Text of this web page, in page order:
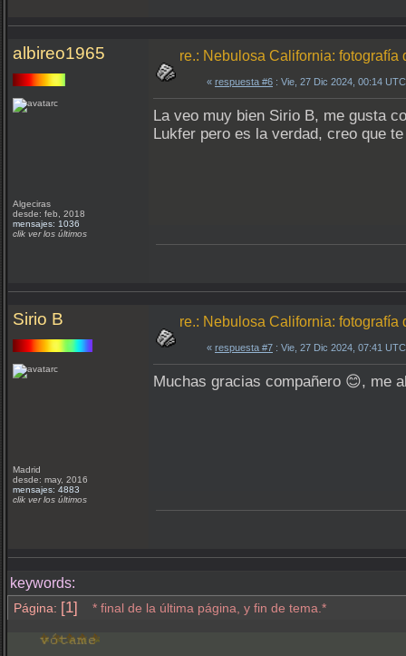
albireo1965
Algeciras
desde: feb, 2018
mensajes: 1036
clik ver los últimos
re.: Nebulosa California: fotografía
« respuesta #6 : Vie, 27 Dic 2024, 00:14
La veo muy bien Sirio B, me gusta
Lukfer pero es la verdad, creo que
Sirio B
Madrid
desde: may, 2016
mensajes: 4883
clik ver los últimos
re.: Nebulosa California: fotografía
« respuesta #7 : Vie, 27 Dic 2024, 07:41
Muchas gracias compañero 😊, me
keywords:
Página: [1] * final de la última página, y fin de tema.*